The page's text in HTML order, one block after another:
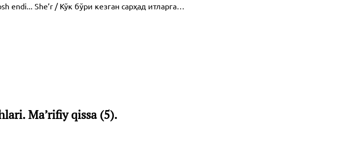
endi... She’r / Кўк бўри кезган сарҳад итларга…
Ma’rifiy qissa (5).